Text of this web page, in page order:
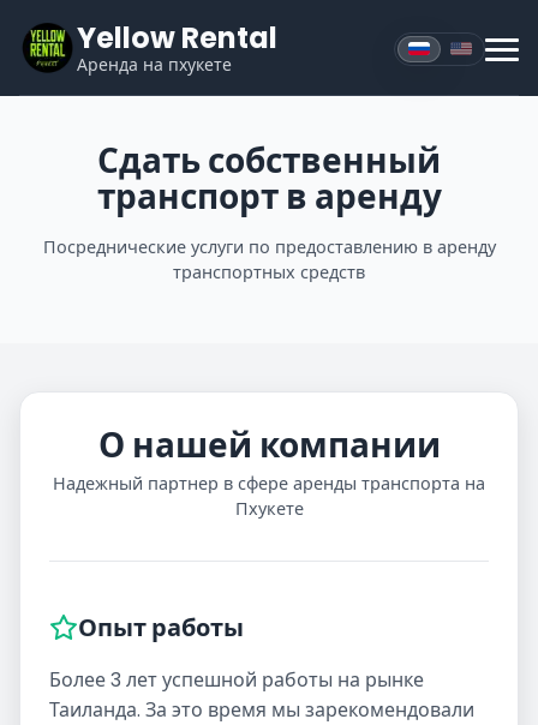
Yellow Rental
Аренда на пхукете
Сдать собственный
транспорт в аренду
Посреднические услуги по предоставлению в аренду
транспортных средств
О нашей компании
Надежный партнер в сфере аренды транспорта на
Пхукете
Опыт работы
Более 3 лет успешной работы на рынке
Таиланда. За это время мы зарекомендовали